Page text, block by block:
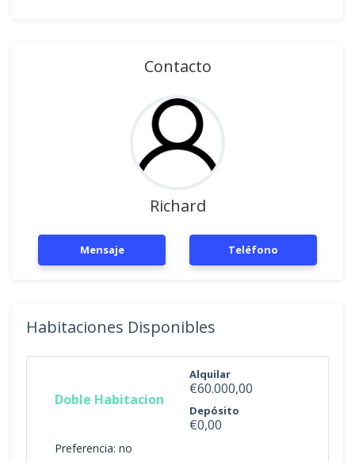
Contacto
Richard
Mensaje Teléfono
Habitaciones Disponibles
Doble Habitacion
Alquilar
€60.000,00
Depósito
€0,00
Preferencia: no